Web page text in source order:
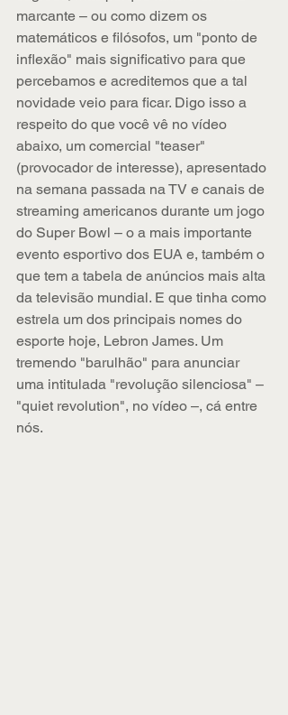
marcante – ou como dizem os
matemáticos e filósofos, um "ponto de
inflexão" mais significativo para que
percebamos e acreditemos que a tal
novidade veio para ficar. Digo isso a
respeito do que você vê no vídeo
abaixo, um comercial "teaser"
(provocador de interesse), apresentado
na semana passada na TV e canais de
streaming americanos durante um jogo
do Super Bowl – o a mais importante
evento esportivo dos EUA e, também o
que tem a tabela de anúncios mais alta
da televisão mundial. E que tinha como
estrela um dos principais nomes do
esporte hoje, Lebron James. Um
tremendo "barulhão" para anunciar
uma intitulada "revolução silenciosa" –
"quiet revolution", no vídeo –, cá entre
nós.